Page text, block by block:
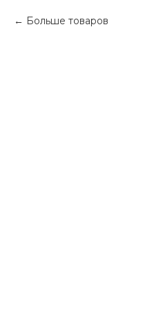
Больше товаров